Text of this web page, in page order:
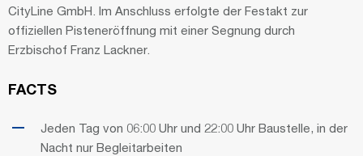
CityLine GmbH. Im Anschluss erfolgte der Festakt zur
offiziellen Pisteneröffnung mit einer Segnung durch
Erzbischof Franz Lackner.
FACTS
Jeden Tag von 06:00 Uhr und 22:00 Uhr Baustelle, in der
Nacht nur Begleitarbeiten